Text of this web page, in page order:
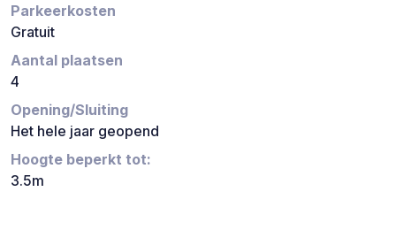
Parkeerkosten
Gratuit
Aantal plaatsen
4
Opening/Sluiting
Het hele jaar geopend
Hoogte beperkt tot:
3.5m